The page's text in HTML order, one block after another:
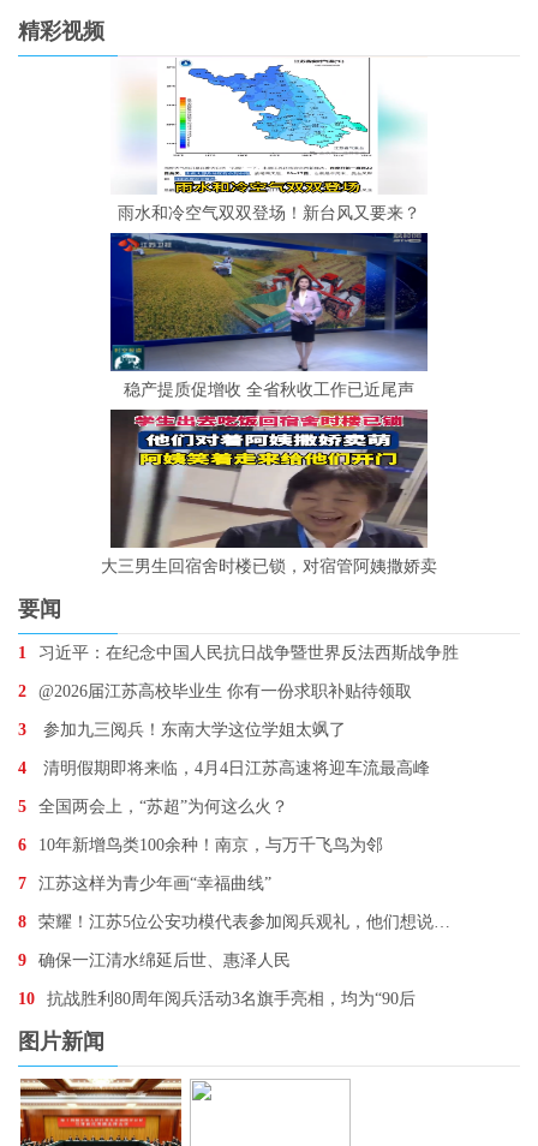
精彩视频
雨水和冷空气双双登场！新台风又要来？
稳产提质促增收 全省秋收工作已近尾声
大三男生回宿舍时楼已锁，对宿管阿姨撒娇卖
要闻
1 习近平：在纪念中国人民抗日战争暨世界反法西斯战争胜
2 @2026届江苏高校毕业生 你有一份求职补贴待领取
3 参加九三阅兵！东南大学这位学姐太飒了
4 清明假期即将来临，4月4日江苏高速将迎车流最高峰
5 全国两会上，“苏超”为何这么火？
6 10年新增鸟类100余种！南京，与万千飞鸟为邻
7 江苏这样为青少年画“幸福曲线”
8 荣耀！江苏5位公安功模代表参加阅兵观礼，他们想说…
9 确保一江清水绵延后世、惠泽人民
10 抗战胜利80周年阅兵活动3名旗手亮相，均为“90后
图片新闻